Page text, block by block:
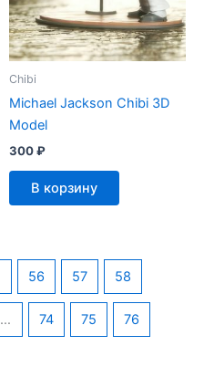
Chibi
Michael Jackson Chibi 3D
Model
300₽
В корзину
56 57 58
… 74 75 76